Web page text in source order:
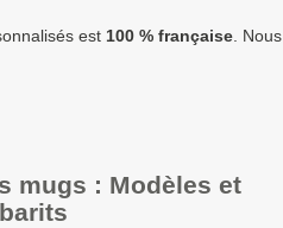
- jaune clair à fabriquer ?
le prix HT.
européenne paient le prix HT.
est 100 % française. Nous
mugs : Modèles et